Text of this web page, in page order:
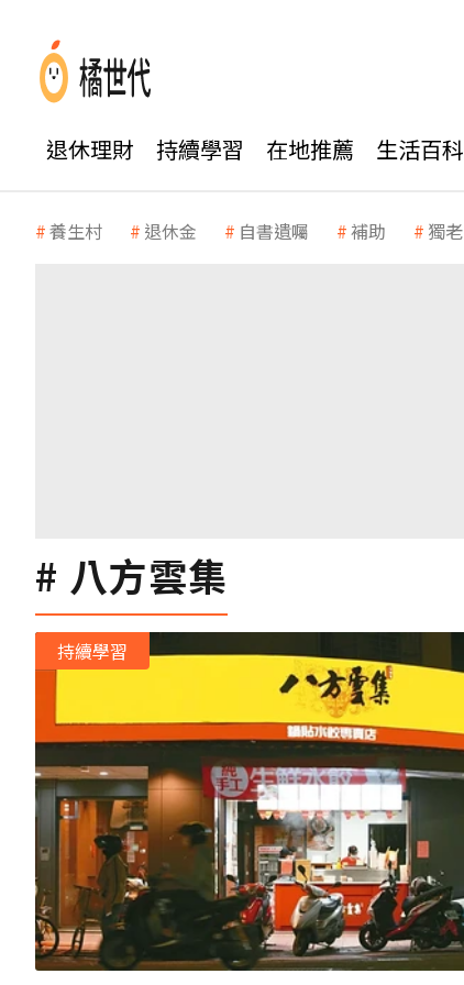
退休理財 持續學習 在地推薦 生活百科
養生村 退休金 自書遺囑 補助 獨老
八方雲集
持續學習